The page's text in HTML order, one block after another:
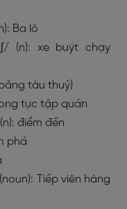
Ba lô
(n): xe buýt chạy
tàu thuỷ)
tục tập quán
điểm đến
phá
Tiếp viên hàng